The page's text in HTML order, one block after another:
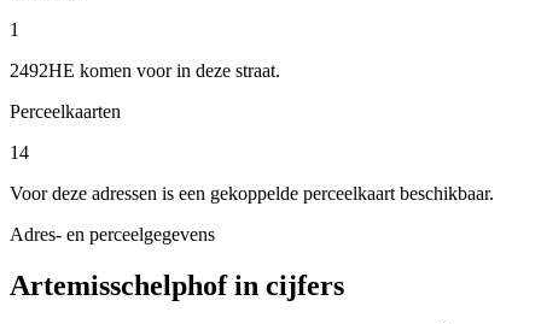
1
2492HE komen voor in deze straat.
Perceelkaarten
14
Voor deze adressen is een gekoppelde perceelkaart beschikbaar.
Adres- en perceelgegevens
Artemisschelphof in cijfers